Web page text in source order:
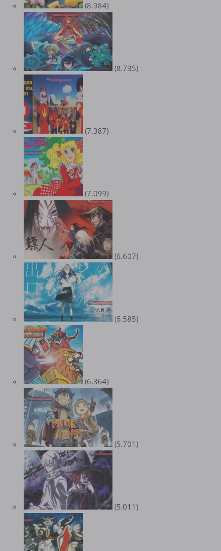
(8.984)
(8.735)
(7.387)
(7.099)
(6.607)
(6.585)
(6.364)
(5.701)
(5.011)